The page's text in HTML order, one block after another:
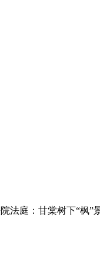
庭：甘棠树下“枫”